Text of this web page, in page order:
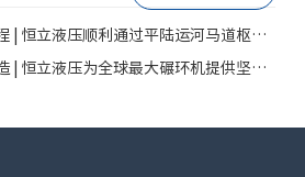
| 恒立液压顺利通过平陆运河马道枢纽
省水池工作阀门液压启闭机验收
| 恒立液压为全球最大碾环机提供坚实